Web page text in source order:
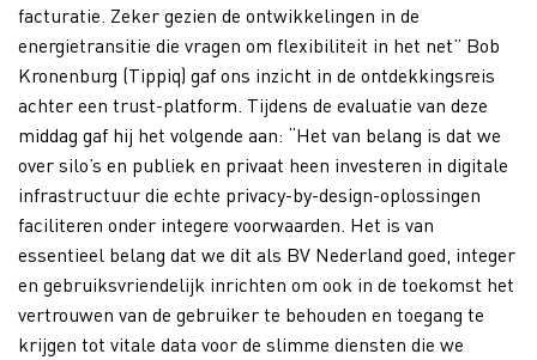
facturatie. Zeker gezien de ontwikkelingen in de
energietransitie die vragen om flexibiliteit in het net” Bob
Kronenburg (Tippiq) gaf ons inzicht in de ontdekkingsreis
achter een trust-platform. Tijdens de evaluatie van deze
middag gaf hij het volgende aan: “Het van belang is dat we
over silo’s en publiek en privaat heen investeren in digitale
infrastructuur die echte privacy-by-design-oplossingen
faciliteren onder integere voorwaarden. Het is van
essentieel belang dat we dit als BV Nederland goed, integer
en gebruiksvriendelijk inrichten om ook in de toekomst het
vertrouwen van de gebruiker te behouden en toegang te
krijgen tot vitale data voor de slimme diensten die we